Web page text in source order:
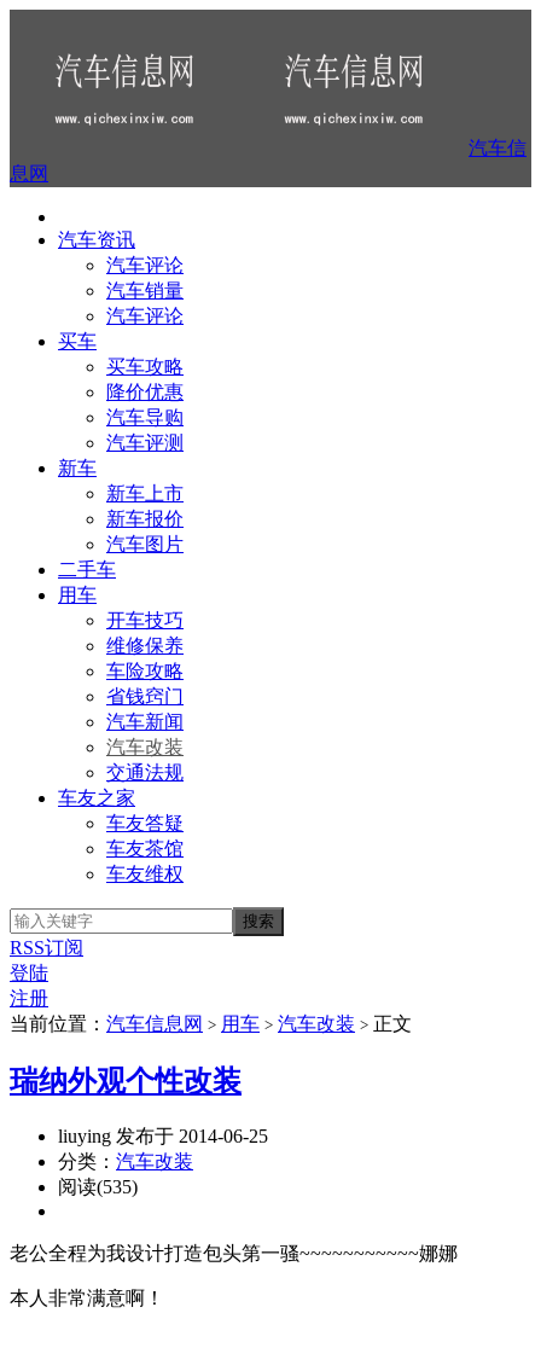
汽车信
息网
汽车资讯
汽车评论
汽车销量
汽车评论
买车
买车攻略
降价优惠
汽车导购
汽车评测
新车
新车上市
新车报价
汽车图片
二手车
用车
开车技巧
维修保养
车险攻略
省钱窍门
汽车新闻
汽车改装
交通法规
车友之家
车友答疑
车友茶馆
车友维权
RSS订阅
登陆
注册
当前位置： 汽车信息网 > 用车 > 汽车改装 > 正文
瑞纳外观个性改装
liuying 发布于 2014-06-25
分类： 汽车改装
阅读(535)
老公全程为我设计打造包头第一骚~~~~~~~~~~~娜娜
本人非常满意啊！